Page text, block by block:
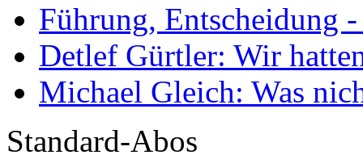
Führung, Entscheidung
Detlef Gürtler: Wir
Michael Gleich: Was
Standard-Abos